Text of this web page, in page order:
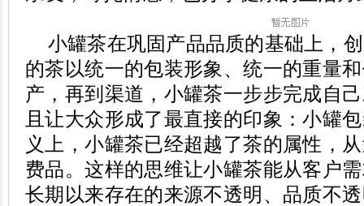
小罐茶在巩固产品品质的基础上，
的茶以统一的包装形象、统一的重量
产，再到渠道，小罐茶一步步完成自
且让大众形成了最直接的印象：小罐
义上，小罐茶已经超越了茶的属性，
费品。这样的思维让小罐茶能从客户
长期以来存在的来源不透明、品质不